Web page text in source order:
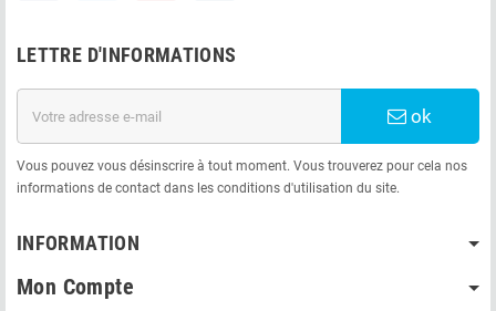
LETTRE D'INFORMATIONS
ok
Vous pouvez vous désinscrire à tout moment. Vous trouverez pour cela nos
informations de contact dans les conditions d'utilisation du site.
INFORMATION
Mon Compte